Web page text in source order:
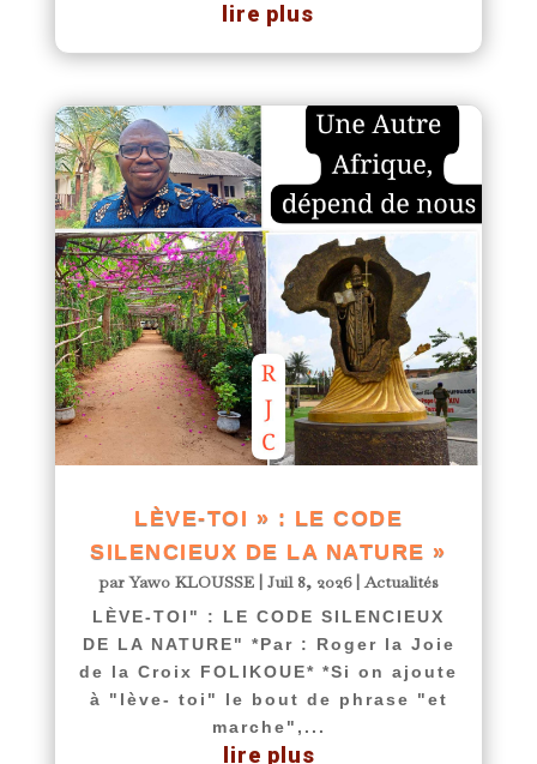
lire plus
LÈVE-TOI » : LE CODE
SILENCIEUX DE LA NATURE »
parYawo KLOUSSE| Juil 8, 2026|Actualités
LÈVE-TOI" : LE CODE SILENCIEUX
DE LA NATURE" *Par : Roger la Joie
de la Croix FOLIKOUE* *Si on ajoute
à "lève- toi" le bout de phrase "et
marche",...
lire plus